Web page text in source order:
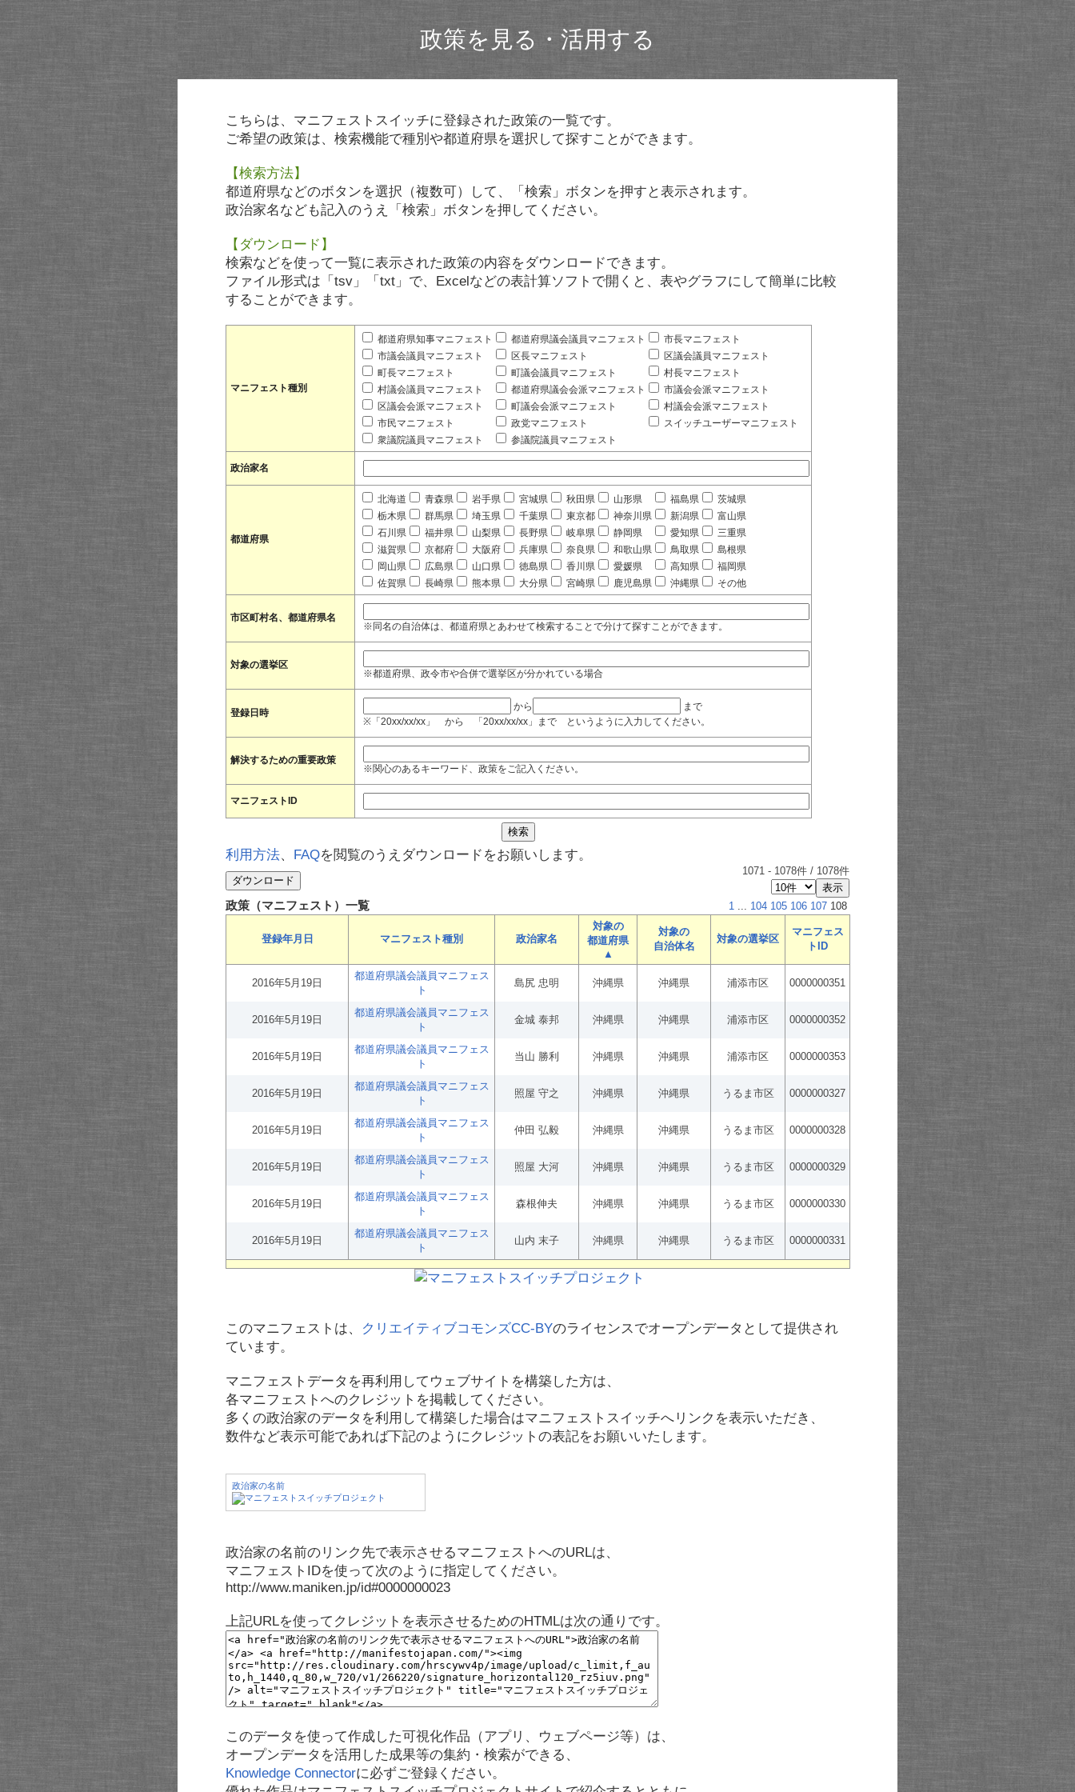
政策を見る・活用する
こちらは、マニフェストスイッチに登録された政策の一覧です。
ご希望の政策は、検索機能で種別や都道府県を選択して探すことができます。
【検索方法】
都道府県などのボタンを選択（複数可）して、「検索」ボタンを押すと表示されます。
政治家名なども記入のうえ「検索」ボタンを押してください。
【ダウンロード】
検索などを使って一覧に表示された政策の内容をダウンロードできます。
ファイル形式は「tsv」「txt」で、Excelなどの表計算ソフトで開くと、表やグラフにして簡単に比較
することができます。
マニフェスト種別
都道府県知事マニフェスト 都道府県議会議員マニフェスト
市長マニフェスト
市議会議員マニフェスト
区長マニフェスト
区議会議員マニフェスト
町長マニフェスト
町議会議員マニフェスト
村長マニフェスト
村議会議員マニフェスト
都道府県議会会派マニフェスト
市議会会派マニフェスト
区議会会派マニフェスト
町議会会派マニフェスト
村議会会派マニフェスト
市民マニフェスト
政党マニフェスト
スイッチユーザーマニフェスト
衆議院議員マニフェスト
参議院議員マニフェスト
政治家名
都道府県
北海道 青森県 岩手県 宮城県 秋田県 山形県 福島県
茨城県
栃木県
群馬県 埼玉県 千葉県 東京都 神奈川県 新潟県
富山県
石川県
福井県 山梨県 長野県 岐阜県 静岡県 愛知県
三重県
滋賀県
京都府 大阪府 兵庫県 奈良県 和歌山県 鳥取県
島根県
岡山県
広島県 山口県 徳島県 香川県 愛媛県 高知県
福岡県
佐賀県
長崎県 熊本県 大分県 宮崎県 鹿児島県 沖縄県 その他
市区町村名、都道府県名
※同名の自治体は、都道府県とあわせて検索することで分けて探すことができます。
対象の選挙区
※都道府県、政令市や合併で選挙区が分かれている場合
登録日時
から
まで
※「20xx/xx/xx」 から 「20xx/xx/xx」まで というように入力してください。
解決するための重要政策
※関心のあるキーワード、政策をご記入ください。
マニフェストID
利用方法、 FAQを閲覧のうえダウンロードをお願いします。
1071 - 1078件 / 1078件
政策（マニフェスト）一覧 1 ... 104 105 106 107 108
登録年月日 マニフェスト種別 政治家名
対象の
都道府県
▲
対象の
自治体名
対象の選挙区
マニフェス
トID
2016年5月19日
都道府県議会議員マニフェス
ト
島尻 忠明 沖縄県 沖縄県 浦添市区 0000000351
2016年5月19日
都道府県議会議員マニフェス
ト
金城 泰邦 沖縄県 沖縄県 浦添市区 0000000352
2016年5月19日
都道府県議会議員マニフェス
ト
当山 勝利 沖縄県 沖縄県 浦添市区 0000000353
2016年5月19日
都道府県議会議員マニフェス
ト
照屋 守之 沖縄県 沖縄県 うるま市区 0000000327
2016年5月19日
都道府県議会議員マニフェス
ト
仲田 弘毅 沖縄県 沖縄県 うるま市区 0000000328
2016年5月19日
都道府県議会議員マニフェス
ト
照屋 大河 沖縄県 沖縄県 うるま市区 0000000329
2016年5月19日
都道府県議会議員マニフェス
ト
森根伸夫 沖縄県 沖縄県 うるま市区 0000000330
2016年5月19日
都道府県議会議員マニフェス
ト
山内 末子 沖縄県 沖縄県 うるま市区 0000000331
このマニフェストは、 クリエイティブコモンズCC-BYのライセンスでオープンデータとして提供され
ています。
マニフェストデータを再利用してウェブサイトを構築した方は、
各マニフェストへのクレジットを掲載してください。
多くの政治家のデータを利用して構築した場合はマニフェストスイッチへリンクを表示いただき、
数件など表示可能であれば下記のようにクレジットの表記をお願いいたします。
政治家の名前
政治家の名前のリンク先で表示させるマニフェストへのURLは、
マニフェストIDを使って次のように指定してください。
http://www.maniken.jp/id#0000000023
上記URLを使ってクレジットを表示させるためのHTMLは次の通りです。
このデータを使って作成した可視化作品（アプリ、ウェブページ等）は、
オープンデータを活用した成果等の集約・検索ができる、
Knowledge Connectorに必ずご登録ください。